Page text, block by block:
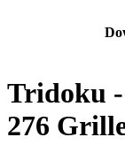
Tridoku -
276